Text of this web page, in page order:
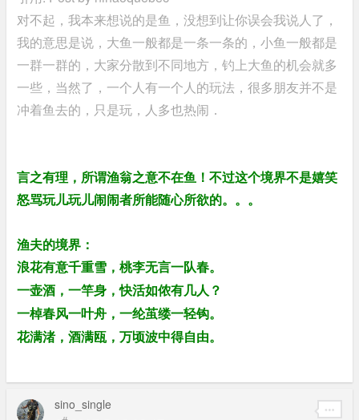
对不起，我本来想说的是鱼，没想到让你误会我说人了，
我的意思是说，大鱼一般都是一条一条的，小鱼一般都是
一群一群的，大家分散到不同地方，钓上大鱼的机会就多
一些，当然了，一个人有一个人的玩法，很多朋友并不是
冲着鱼去的，只是玩，人多也热闹．
言之有理，所谓渔翁之意不在鱼！不过这个境界不是嬉笑
怒骂玩儿玩儿闹闹者所能随心所欲的。。。
渔夫的境界：
浪花有意千重雪，桃李无言一队春。
一壶酒，一竿身，快活如侬有几人？
一棹春风一叶舟，一纶茧缕一轻钩。
花满渚，酒满瓯，万顷波中得自由。
sino_single